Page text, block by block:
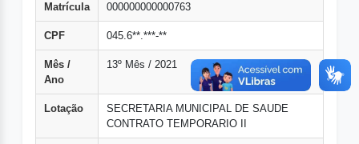
Matrícula 000000000000763
CPF 045.6**.***-**
Mês /
Ano
13º Mês / 2021
Lotação
SECRETARIA MUNICIPAL DE SAUDE
CONTRATO TEMPORARIO II